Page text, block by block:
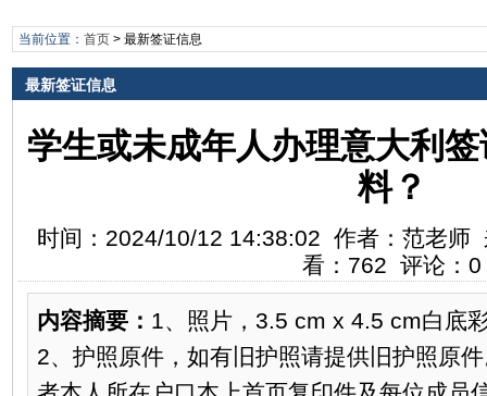
当前位置： 首页> 最新签证信息
最新签证信息
学生或未成年人办理意大利
料？
时间：2024/10/12 14:38:02 作者：范老师
看：762 评论：0
内容摘要： 1、照片，3.5 cm x 4.5 cm白底
2、护照原件，如有旧护照请提供旧护照原